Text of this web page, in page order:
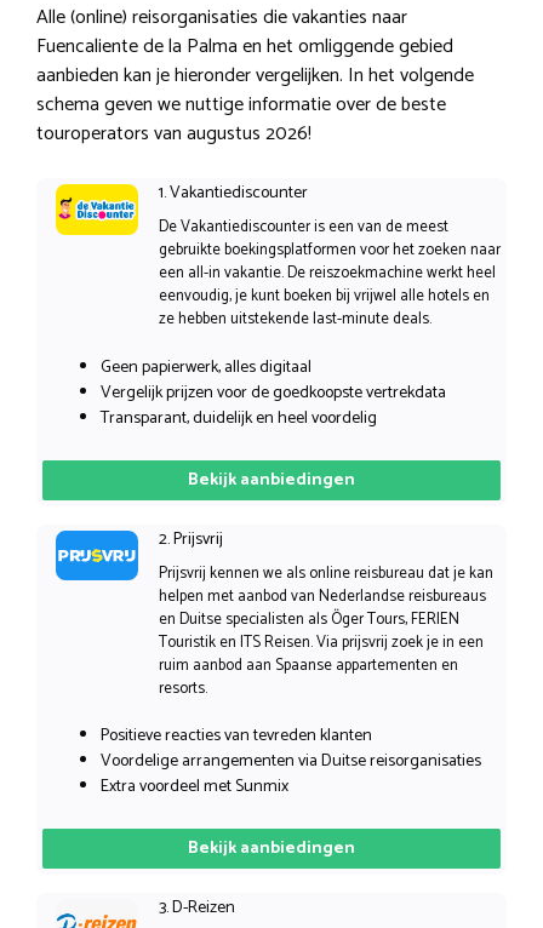
Alle (online) reisorganisaties die vakanties naar
Fuencaliente de la Palma en het omliggende gebied
aanbieden kan je hieronder vergelijken. In het volgende
schema geven we nuttige informatie over de beste
touroperators van augustus 2026!
1. Vakantiediscounter
De Vakantiediscounter is een van de meest
gebruikte boekingsplatformen voor het zoeken naar
een all-in vakantie. De reiszoekmachine werkt heel
eenvoudig, je kunt boeken bij vrijwel alle hotels en
ze hebben uitstekende last-minute deals.
Geen papierwerk, alles digitaal
Vergelijk prijzen voor de goedkoopste vertrekdata
Transparant, duidelijk en heel voordelig
Bekijk aanbiedingen
2. Prijsvrij
Prijsvrij kennen we als online reisbureau dat je kan
helpen met aanbod van Nederlandse reisbureaus
en Duitse specialisten als Öger Tours, FERIEN
Touristik en ITS Reisen. Via prijsvrij zoek je in een
ruim aanbod aan Spaanse appartementen en
resorts.
Positieve reacties van tevreden klanten
Voordelige arrangementen via Duitse reisorganisaties
Extra voordeel met Sunmix
Bekijk aanbiedingen
3. D-Reizen